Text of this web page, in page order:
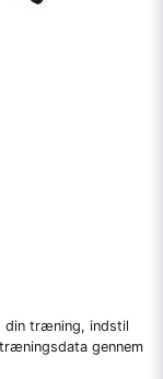
din træning, indstil
gennem